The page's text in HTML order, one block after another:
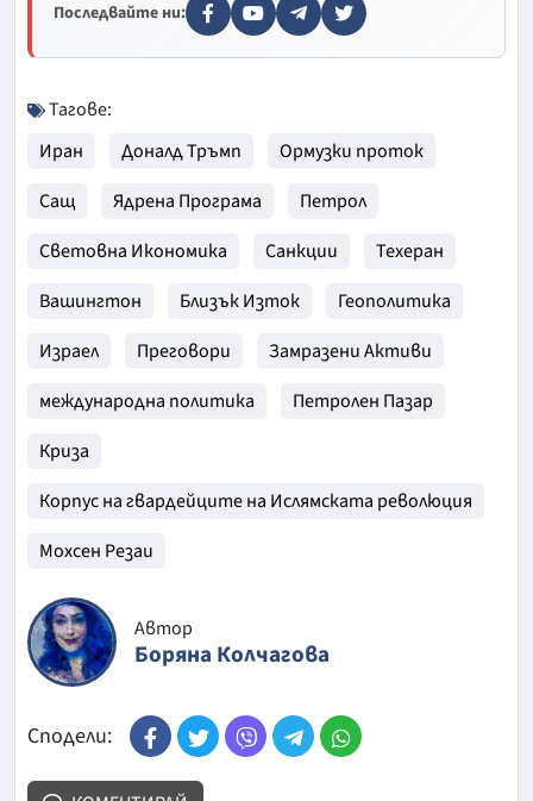
Последвайте ни:
Тагове:
Иран
Доналд Тръмп
Ормузки проток
Сащ
Ядрена Програма
Петрол
Световна Икономика
Санкции
Техеран
Вашингтон
Близък Изток
Геополитика
Израел
Преговори
Замразени Активи
международна политика
Петролен Пазар
Криза
Корпус на гвардейците на Ислямската революция
Мохсен Резаи
Автор
Боряна Колчагова
Сподели: